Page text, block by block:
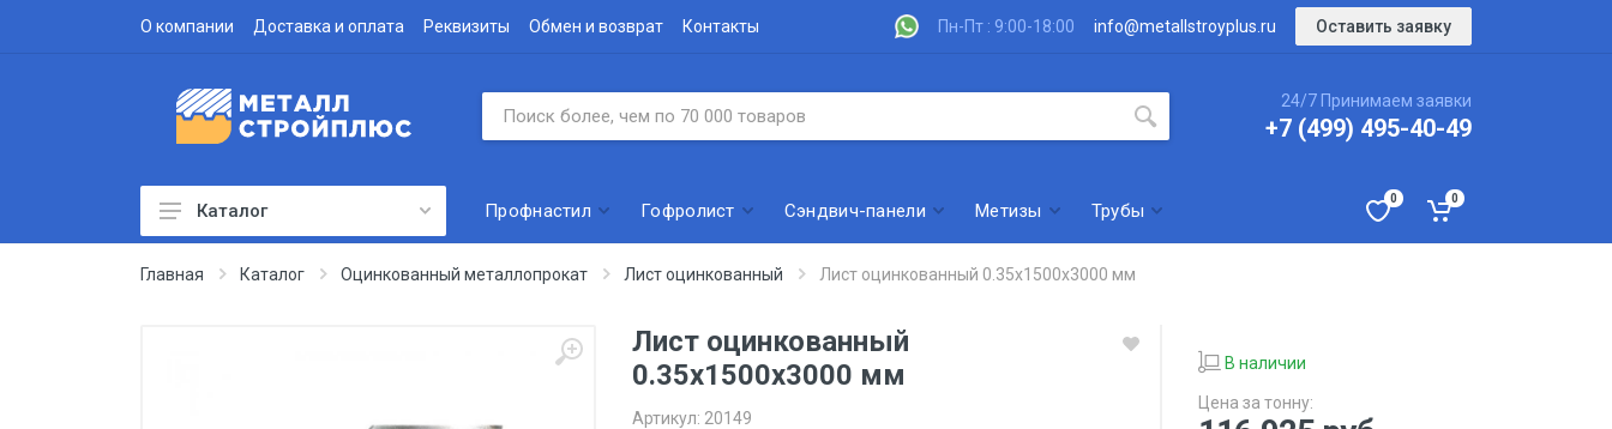
О компании Доставка и оплата Реквизиты Обмен и возврат Контакты Пн-Пт : 9:00-18:00 info@metallstroyplus.ru Оставить заявку
24/7 Принимаем заявки
+7 (499) 495-40-49
Профнастил
Каталог Профнастил Гофролист Сэндвич-панели Метизы Трубы
0 0
Главная Каталог Оцинкованный металлопрокат Лист оцинкованный Лист оцинкованный 0.35х1500х3000 мм
Лист оцинкованный
0.35х1500х3000 мм
Артикул: 20149
В наличии
Цена за тонну: